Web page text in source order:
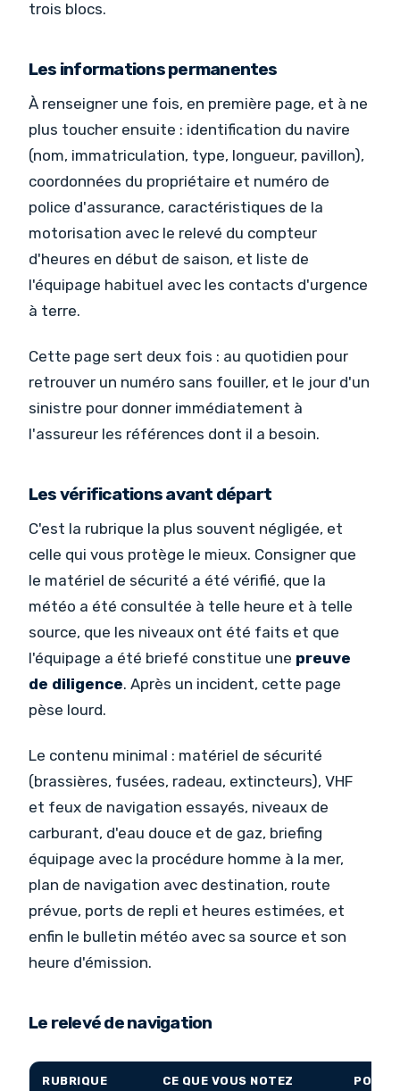
trois blocs.
Les informations permanentes
À renseigner une fois, en première page, et à ne
plus toucher ensuite : identification du navire
(nom, immatriculation, type, longueur, pavillon),
coordonnées du propriétaire et numéro de
police d'assurance, caractéristiques de la
motorisation avec le relevé du compteur
d'heures en début de saison, et liste de
l'équipage habituel avec les contacts d'urgence
à terre.
Cette page sert deux fois : au quotidien pour
retrouver un numéro sans fouiller, et le jour d'un
sinistre pour donner immédiatement à
l'assureur les références dont il a besoin.
Les vérifications avant départ
C'est la rubrique la plus souvent négligée, et
celle qui vous protège le mieux. Consigner que
le matériel de sécurité a été vérifié, que la
météo a été consultée à telle heure et à telle
source, que les niveaux ont été faits et que
l'équipage a été briefé constitue une preuve
de diligence. Après un incident, cette page
pèse lourd.
Le contenu minimal : matériel de sécurité
(brassières, fusées, radeau, extincteurs), VHF
et feux de navigation essayés, niveaux de
carburant, d'eau douce et de gaz, briefing
équipage avec la procédure homme à la mer,
plan de navigation avec destination, route
prévue, ports de repli et heures estimées, et
enfin le bulletin météo avec sa source et son
heure d'émission.
Le relevé de navigation
RUBRIQUE CE QUE VOUS NOTEZ